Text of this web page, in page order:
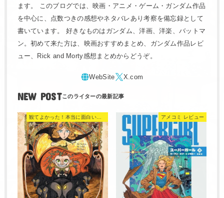
ます。 このブログでは、映画・アニメ・ゲーム・ガンダム作品
を中心に、点数つきの感想やネタバレあり考察を備忘録として
書いています。 好きなものはガンダム、洋画、洋楽、バットマ
ン。初めて来た方は、映画おすすめまとめ、ガンダム作品レビ
ュー、Rick and Morty感想まとめからどうぞ。
NEW POST
アメコミ レビュー